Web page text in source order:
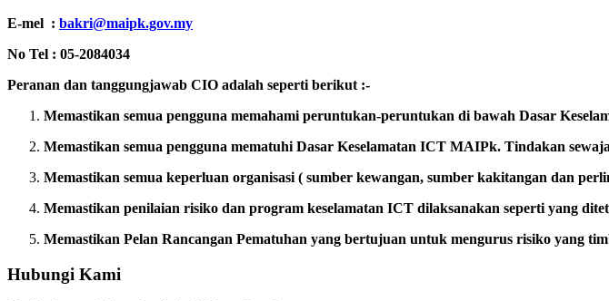
E-mel : bakri@maipk.gov.my
No Tel : 05-2084034
Peranan dan tanggungjawab CIO adalah seperti berikut :-
Memastikan semua pengguna memahami peruntukan-peruntukan di bawah Dasar
Memastikan semua pengguna mematuhi Dasar Keselamatan ICT MAIPk. Tindakan
Memastikan semua keperluan organisasi ( sumber kewangan, sumber kakitangan dan
Memastikan penilaian risiko dan program keselamatan ICT dilaksanakan seperti yang
Memastikan Pelan Rancangan Pematuhan yang bertujuan untuk mengurus risiko yang
Hubungi Kami